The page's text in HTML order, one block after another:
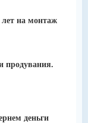
лет на монтаж
продувания.
деньги